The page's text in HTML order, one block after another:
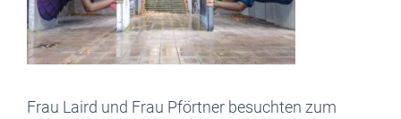
Frau Laird und Frau Pförtner besuchten zum